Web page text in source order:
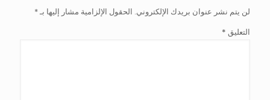
لن يتم نشر عنوان بريدك الإلكتروني. الحقول الإلزامية مشار إليها بـ*
التعليق *